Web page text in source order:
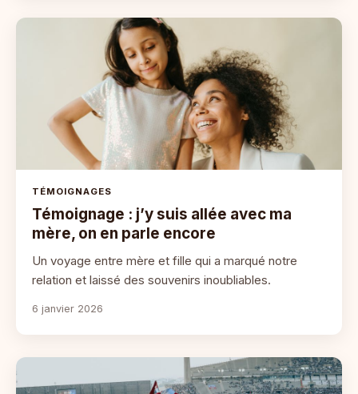
TÉMOIGNAGES
Témoignage : j’y suis allée avec ma
mère, on en parle encore
Un voyage entre mère et fille qui a marqué notre
relation et laissé des souvenirs inoubliables.
6 janvier 2026